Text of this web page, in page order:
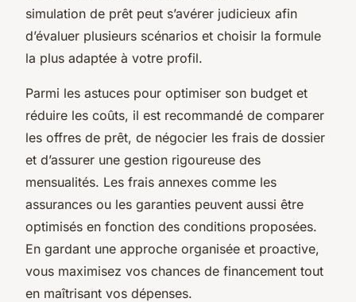
simulation de prêt peut s’avérer judicieux afin
d’évaluer plusieurs scénarios et choisir la formule
la plus adaptée à votre profil.
Parmi les astuces pour optimiser son budget et
réduire les coûts, il est recommandé de comparer
les offres de prêt, de négocier les frais de dossier
et d’assurer une gestion rigoureuse des
mensualités. Les frais annexes comme les
assurances ou les garanties peuvent aussi être
optimisés en fonction des conditions proposées.
En gardant une approche organisée et proactive,
vous maximisez vos chances de financement tout
en maîtrisant vos dépenses.